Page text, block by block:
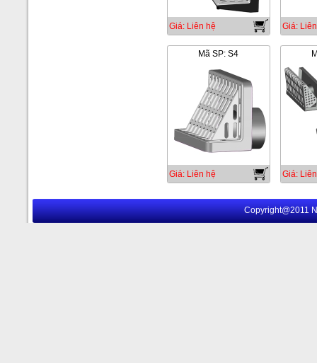
Giá: Liên hệ Giá:
Mã SP: S4
Giá: Liên hệ Giá:
Copyright@2011